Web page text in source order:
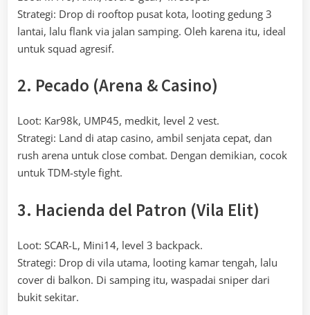
Strategi: Drop di rooftop pusat kota, looting gedung 3
lantai, lalu flank via jalan samping. Oleh karena itu, ideal
untuk squad agresif.
2. Pecado (Arena & Casino)
Loot: Kar98k, UMP45, medkit, level 2 vest.
Strategi: Land di atap casino, ambil senjata cepat, dan
rush arena untuk close combat. Dengan demikian, cocok
untuk TDM-style fight.
3. Hacienda del Patron (Vila Elit)
Loot: SCAR-L, Mini14, level 3 backpack.
Strategi: Drop di vila utama, looting kamar tengah, lalu
cover di balkon. Di samping itu, waspadai sniper dari
bukit sekitar.